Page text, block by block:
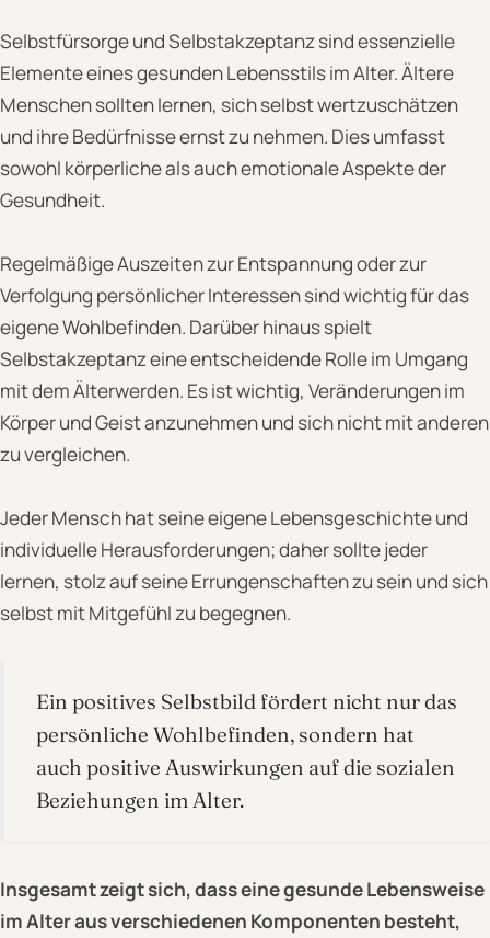
Selbstfürsorge und Selbstakzeptanz sind essenzielle
Elemente eines gesunden Lebensstils im Alter. Ältere
Menschen sollten lernen, sich selbst wertzuschätzen
und ihre Bedürfnisse ernst zu nehmen. Dies umfasst
sowohl körperliche als auch emotionale Aspekte der
Gesundheit.
Regelmäßige Auszeiten zur Entspannung oder zur
Verfolgung persönlicher Interessen sind wichtig für das
eigene Wohlbefinden. Darüber hinaus spielt
Selbstakzeptanz eine entscheidende Rolle im Umgang
mit dem Älterwerden. Es ist wichtig, Veränderungen im
Körper und Geist anzunehmen und sich nicht mit anderen
zu vergleichen.
Jeder Mensch hat seine eigene Lebensgeschichte und
individuelle Herausforderungen; daher sollte jeder
lernen, stolz auf seine Errungenschaften zu sein und sich
selbst mit Mitgefühl zu begegnen.
Ein positives Selbstbild fördert nicht nur das
persönliche Wohlbefinden, sondern hat
auch positive Auswirkungen auf die sozialen
Beziehungen im Alter.
Insgesamt zeigt sich, dass eine gesunde Lebensweise
im Alter aus verschiedenen Komponenten besteht,